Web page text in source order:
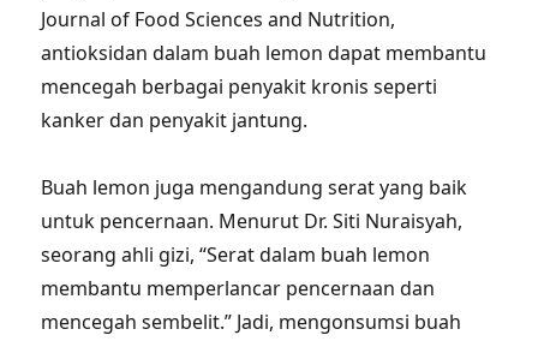
Journal of Food Sciences and Nutrition,
antioksidan dalam buah lemon dapat membantu
mencegah berbagai penyakit kronis seperti
kanker dan penyakit jantung.
Buah lemon juga mengandung serat yang baik
untuk pencernaan. Menurut Dr. Siti Nuraisyah,
seorang ahli gizi, “Serat dalam buah lemon
membantu memperlancar pencernaan dan
mencegah sembelit.” Jadi, mengonsumsi buah